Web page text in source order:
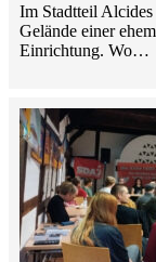
Im Stadtteil
Gelände einer
Einrichtung. Wo…